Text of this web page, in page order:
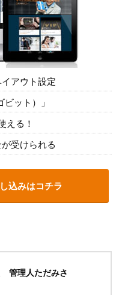
アウト設定
ット）」
える！
受けられる
込みはコチラ
管理人ただみさ